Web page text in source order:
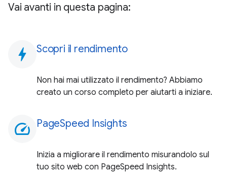
Vai avanti in questa pagina:
bolt Scopri il rendimento
Non hai mai utilizzato il rendimento? Abbiamo
creato un corso completo per aiutarti a iniziare.
speed PageSpeed Insights
Inizia a migliorare il rendimento misurandolo sul
tuo sito web con PageSpeed Insights.